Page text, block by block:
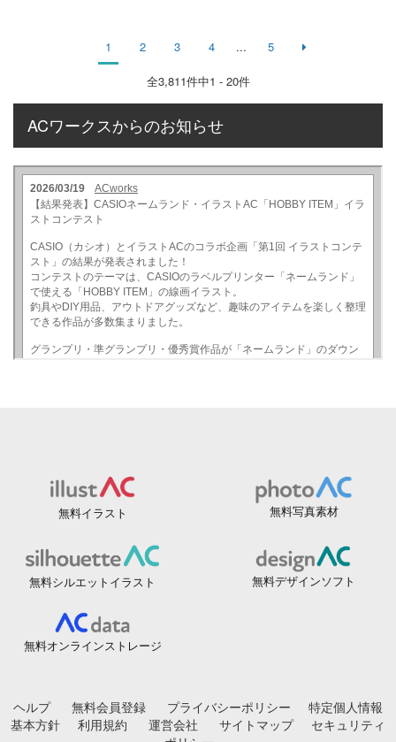
1 2 3 4 ... 5
全3,811件中1 - 20件
ACワークスからのお知らせ
無料イラスト 無料写真素材
無料シルエットイラスト 無料デザインソフト
無料オンラインストレージ
ヘルプ 無料会員登録 プライバシーポリシー
特定個人情報
基本方針
利用規約 運営会社 サイトマップ
セキュリティ